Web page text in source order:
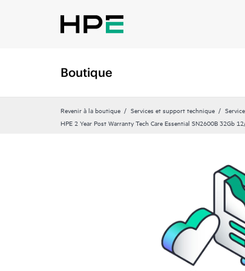
Boutique
Revenir à la boutique Services et support technique
HPE 2 Year Post Warranty Tech Care Essential SN2600B 32Gb